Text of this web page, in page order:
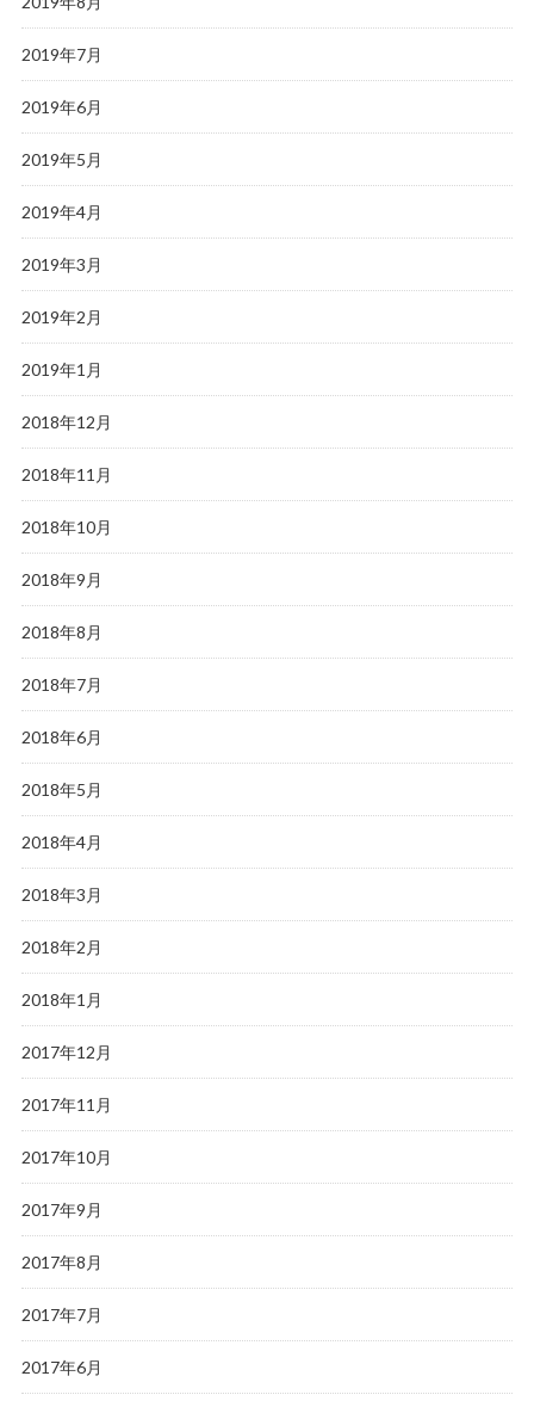
2019年7月
2019年6月
2019年5月
2019年4月
2019年3月
2019年2月
2019年1月
2018年12月
2018年11月
2018年10月
2018年9月
2018年8月
2018年7月
2018年6月
2018年5月
2018年4月
2018年3月
2018年2月
2018年1月
2017年12月
2017年11月
2017年10月
2017年9月
2017年8月
2017年7月
2017年6月